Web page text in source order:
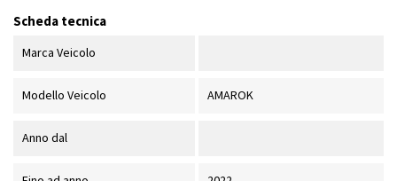
Scheda tecnica
Marca Veicolo
Modello Veicolo AMAROK
Anno dal